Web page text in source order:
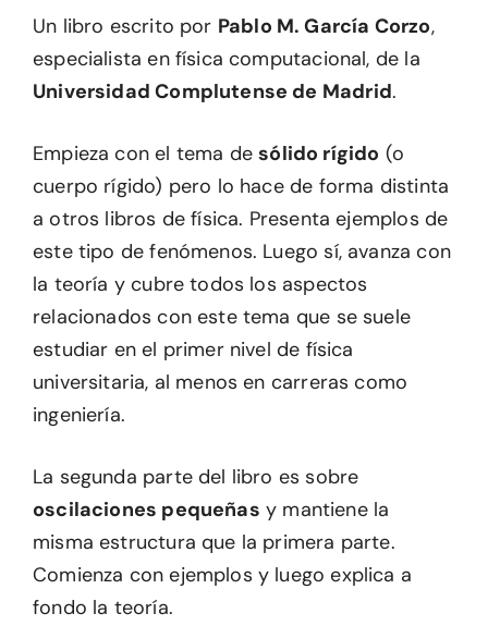
Un libro escrito por Pablo M. García Corzo,
especialista en física computacional, de la
Universidad Complutense de Madrid.
Empieza con el tema desólido rígido (o
cuerpo rígido) pero lo hace de forma distinta
a otros libros de física. Presenta ejemplos de
este tipo de fenómenos. Luego sí, avanza con
la teoría y cubre todos los aspectos
relacionados con este tema que se suele
estudiar en el primer nivel de física
universitaria, al menos en carreras como
ingeniería.
La segunda parte del libro es sobre
oscilaciones pequeñas y mantiene la
misma estructura que la primera parte.
Comienza con ejemplos y luego explica a
fondo la teoría.